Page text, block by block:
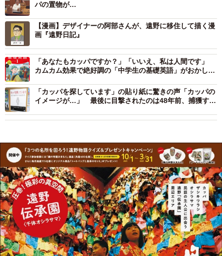
パの置物が…
【漫画】デザイナーの阿部さんが、遠野に移住して描く漫
画『遠野日記』
「あなたもカッパですか？」「いいえ、私は人間です」
カムカム効果で絶好調の「中学生の基礎英語」がおかしな
「カッパを探しています」の貼り紙に驚きの声「カッパの
イメージが…」 最後に目撃されたのは48年前、捕獲すれ